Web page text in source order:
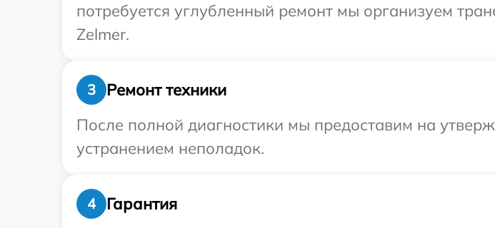
потребуется углубленный ремонт мы организуем
Zelmer.
3
Ремонт техники
После полной диагностики мы предоставим на
устранением неполадок.
4
Гарантия